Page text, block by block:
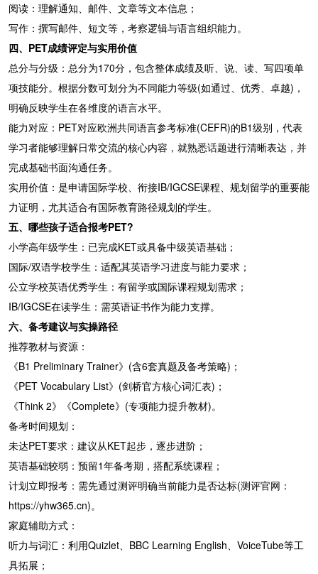
阅读：理解通知、邮件、文章等文本信息；
写作：撰写邮件、短文等，考察逻辑与语言组织能力。
四、PET成绩评定与实用价值
总分与分级：总分为170分，包含整体成绩及听、说、读、写四项单
项技能分。根据分数可划分为不同能力等级(如通过、优秀、卓越)，
明确反映学生在各维度的语言水平。
能力对应：PET对应欧洲共同语言参考标准(CEFR)的B1级别，代表
学习者能够理解日常交流的核心内容，就熟悉话题进行清晰表达，并
完成基础书面沟通任务。
实用价值：是申请国际学校、衔接IB/IGCSE课程、规划留学的重要能
力证明，尤其适合有国际教育路径规划的学生。
五、哪些孩子适合报考PET?
小学高年级学生：已完成KET或具备中级英语基础；
国际/双语学校学生：适配其英语学习进度与能力要求；
公立学校英语优秀学生：有留学或国际课程规划需求；
IB/IGCSE在读学生：需英语证书作为能力支撑。
六、备考建议与实操路径
推荐教材与资源：
《B1 Preliminary Trainer》(含6套真题及备考策略)；
《PET Vocabulary List》(剑桥官方核心词汇表)；
《Think 2》《Complete》(专项能力提升教材)。
备考时间规划：
未达PET要求：建议从KET起步，逐步进阶；
英语基础较弱：预留1年备考期，搭配系统课程；
计划立即报考：需先通过测评明确当前能力是否达标(测评官网：
https://yhw365.cn)。
家庭辅助方式：
听力与词汇：利用Quizlet、BBC Learning English、VoiceTube等工
具拓展；